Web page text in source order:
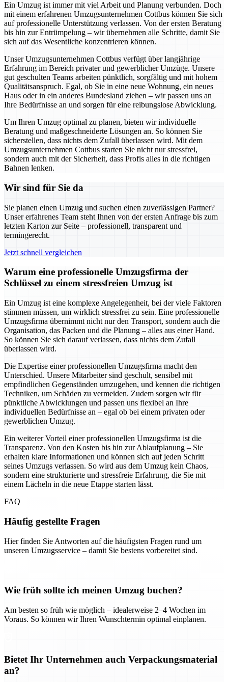
Ein Umzug ist immer mit viel Arbeit und Planung verbunden. Doch
mit einem erfahrenen Umzugsunternehmen Cottbus können Sie sich
auf professionelle Unterstützung verlassen. Von der ersten Beratung
bis hin zur Entrümpelung – wir übernehmen alle Schritte, damit Sie
sich auf das Wesentliche konzentrieren können.
Unser Umzugsunternehmen Cottbus verfügt über langjährige
Erfahrung im Bereich privater und gewerblicher Umzüge. Unsere
gut geschulten Teams arbeiten pünktlich, sorgfältig und mit hohem
Qualitätsanspruch. Egal, ob Sie in eine neue Wohnung, ein neues
Haus oder in ein anderes Bundesland ziehen – wir passen uns an
Ihre Bedürfnisse an und sorgen für eine reibungslose Abwicklung.
Um Ihren Umzug optimal zu planen, bieten wir individuelle
Beratung und maßgeschneiderte Lösungen an. So können Sie
sicherstellen, dass nichts dem Zufall überlassen wird. Mit dem
Umzugsunternehmen Cottbus starten Sie nicht nur stressfrei,
sondern auch mit der Sicherheit, dass Profis alles in die richtigen
Bahnen lenken.
Wir sind für Sie da
Sie planen einen Umzug und suchen einen zuverlässigen Partner?
Unser erfahrenes Team steht Ihnen von der ersten Anfrage bis zum
letzten Karton zur Seite – professionell, transparent und
termingerecht.
Jetzt schnell vergleichen
Warum eine professionelle Umzugsfirma der
Schlüssel zu einem stressfreien Umzug ist
Ein Umzug ist eine komplexe Angelegenheit, bei der viele Faktoren
stimmen müssen, um wirklich stressfrei zu sein. Eine professionelle
Umzugsfirma übernimmt nicht nur den Transport, sondern auch die
Organisation, das Packen und die Planung – alles aus einer Hand.
So können Sie sich darauf verlassen, dass nichts dem Zufall
überlassen wird.
Die Expertise einer professionellen Umzugsfirma macht den
Unterschied. Unsere Mitarbeiter sind geschult, sensibel mit
empfindlichen Gegenständen umzugehen, und kennen die richtigen
Techniken, um Schäden zu vermeiden. Zudem sorgen wir für
pünktliche Abwicklungen und passen uns flexibel an Ihre
individuellen Bedürfnisse an – egal ob bei einem privaten oder
gewerblichen Umzug.
Ein weiterer Vorteil einer professionellen Umzugsfirma ist die
Transparenz. Von den Kosten bis hin zur Ablaufplanung – Sie
erhalten klare Informationen und können sich auf jeden Schritt
seines Umzugs verlassen. So wird aus dem Umzug kein Chaos,
sondern eine strukturierte und stressfreie Erfahrung, die Sie mit
einem Lächeln in die neue Etappe starten lässt.
FAQ
Häufig gestellte Fragen
Hier finden Sie Antworten auf die häufigsten Fragen rund um
unseren Umzugsservice – damit Sie bestens vorbereitet sind.
Wie früh sollte ich meinen Umzug buchen?
Am besten so früh wie möglich – idealerweise 2–4 Wochen im
Voraus. So können wir Ihren Wunschtermin optimal einplanen.
Bietet Ihr Unternehmen auch Verpackungsmaterial
an?